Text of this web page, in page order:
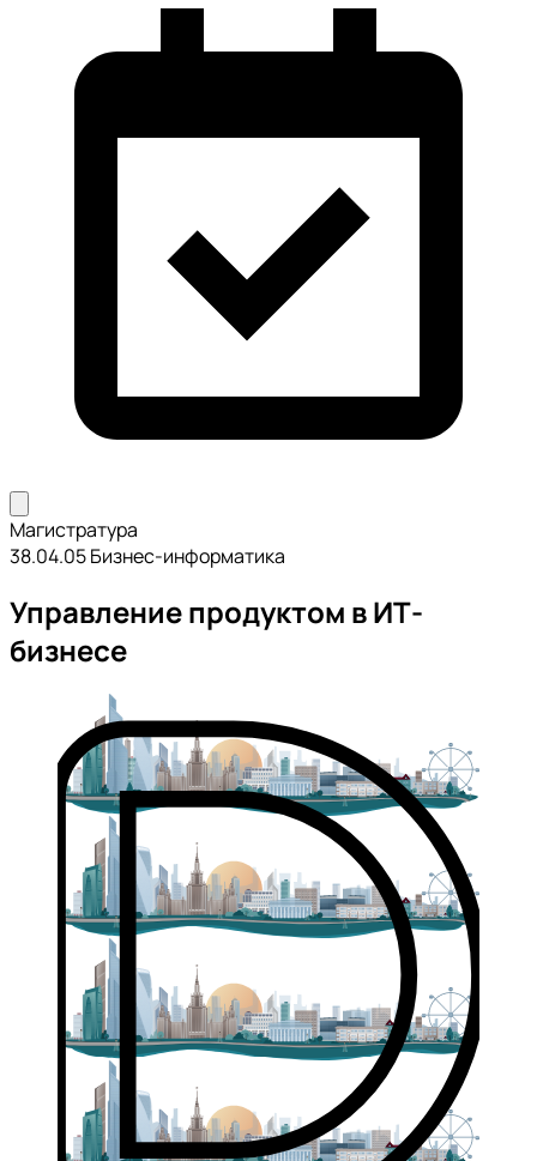
Магистратура
38.04.05 Бизнес-информатика
Управление продуктом в ИТ-
бизнесе